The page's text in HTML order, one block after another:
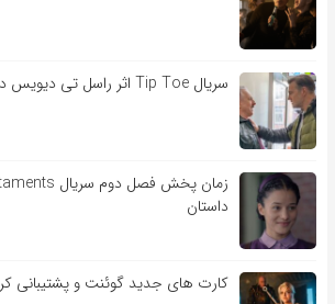
سریال Tip Toe اثر راسل تی دیویس در شبکه Channel 4
داستان
کارت های جدید گوئنت و پشتیبانی